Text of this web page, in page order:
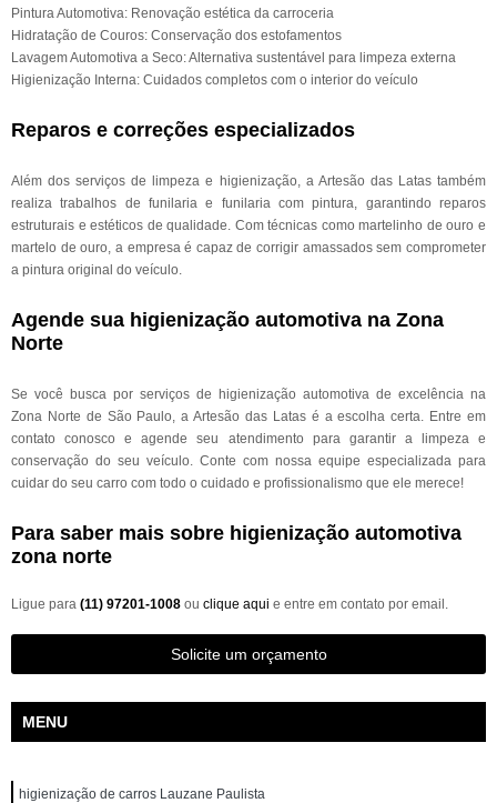
Pintura Automotiva: Renovação estética da carroceria
Hidratação de Couros: Conservação dos estofamentos
Lavagem Automotiva a Seco: Alternativa sustentável para limpeza externa
Higienização Interna: Cuidados completos com o interior do veículo
Reparos e correções especializados
Além dos serviços de limpeza e higienização, a Artesão das Latas também
realiza trabalhos de funilaria e funilaria com pintura, garantindo reparos
estruturais e estéticos de qualidade. Com técnicas como martelinho de ouro e
martelo de ouro, a empresa é capaz de corrigir amassados sem comprometer
a pintura original do veículo.
Agende sua higienização automotiva na Zona
Norte
Se você busca por serviços de higienização automotiva de excelência na
Zona Norte de São Paulo, a Artesão das Latas é a escolha certa. Entre em
contato conosco e agende seu atendimento para garantir a limpeza e
conservação do seu veículo. Conte com nossa equipe especializada para
cuidar do seu carro com todo o cuidado e profissionalismo que ele merece!
Para saber mais sobre higienização automotiva
zona norte
Ligue para (11) 97201-1008 ou clique aqui e entre em contato por email.
Solicite um orçamento
MENU
higienização de carros Lauzane Paulista